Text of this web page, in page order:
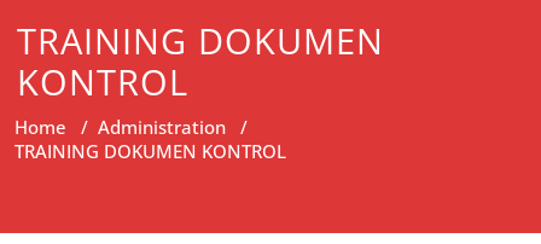
TRAINING DOKUMEN
KONTROL
Home / Administration /
TRAINING DOKUMEN KONTROL